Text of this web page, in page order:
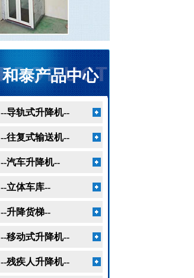
和泰产品中心
--导轨式升降机--
--往复式输送机--
--汽车升降机--
--立体车库--
--升降货梯--
--移动式升降机--
--残疾人升降机--